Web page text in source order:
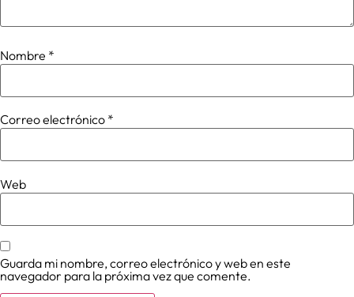
Nombre *
Correo electrónico *
Web
Guarda mi nombre, correo electrónico y web en este
navegador para la próxima vez que comente.